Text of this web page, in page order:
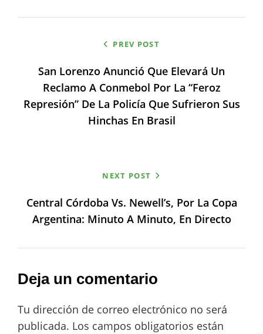
entradas
PREV POST
San Lorenzo Anunció Que Elevará Un
Reclamo A Conmebol Por La “feroz
Represión” De La Policía Que Sufrieron Sus
Hinchas En Brasil
NEXT POST
Central Córdoba Vs. Newell’s, Por La Copa
Argentina: Minuto A Minuto, En Directo
Deja un comentario
Tu dirección de correo electrónico no será
publicada. Los campos obligatorios están